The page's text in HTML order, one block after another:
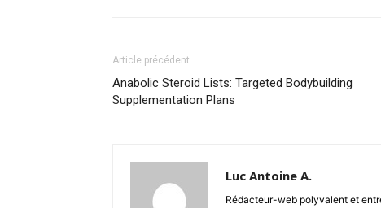
Article précédent
Anabolic Steroid Lists: Targeted Bodybuilding
Supplementation Plans
Luc Antoine A.
Rédacteur-web polyvalent et